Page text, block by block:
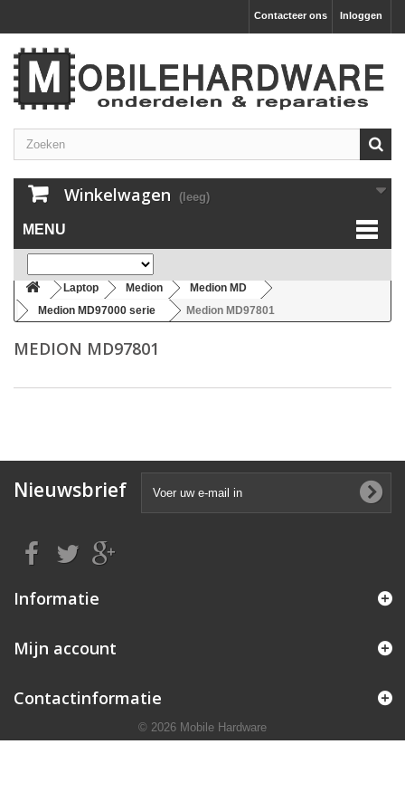
Inloggen
Contacteer ons
Winkelwagen (leeg)
MENU
Laptop Medion
Medion MD
Medion MD97000 serie
Medion MD97801
MEDION MD97801
Nieuwsbrief
Informatie
Mijn account
Contactinformatie
© 2026 Mobile Hardware